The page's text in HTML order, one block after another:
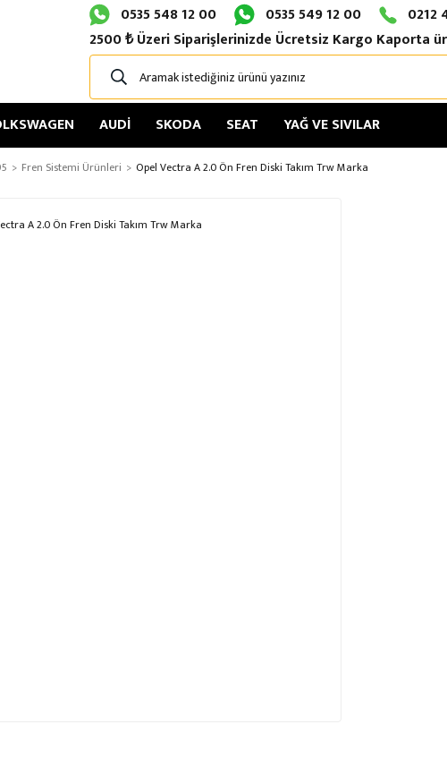
0535 548 12 00 0535 549 12 00
0212
2500 ₺ Üzeri Siparişlerinizde Ücretsiz Kargo Kaporta
AUDİ SKODA SEAT YAĞ VE SIVILAR
Fren Sistemi Ürünleri Opel Vectra A 2.0 Ön Fren Diski Takım Trw Marka